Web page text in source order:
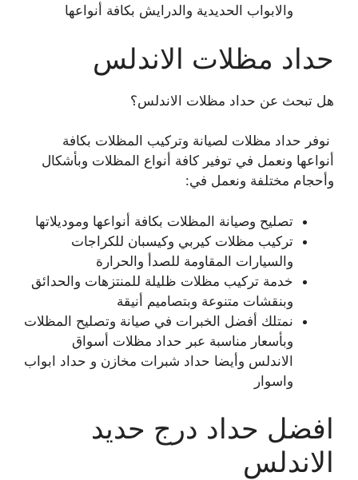
والابواب الحديدية والدرايش بكافة أنواعها
حداد مظلات الاندلس
هل تبحث عن حداد مظلات الاندلس؟
نوفر حداد مظلات لصيانة وتركيب المظلات بكافة
أنواعها ونعمل في توفير كافة أنواع المظلات وبأشكال
وأحجام مختلفة ونعمل في:
تصليح وصيانة المظلات بكافة أنواعها وموديلاتها
تركيب مظلات كيربي وكيسبان للكراجات
والسيارات المقاومة للصدأ والحرارة
خدمة تركيب مظلات ظليلة للمنتزهات والحدائق
وبنقشات متنوعة وبتصاميم أنيقة
نمتلك أفضل الخبرات في صيانة وتصليح المظلات
وبأسعار مناسبة عبر حداد مظلات أسواق
الاندلس وأيضا حداد شبرات مخازن و حداد ابواب
واسوار
افضل حداد درج حديد
الاندلس